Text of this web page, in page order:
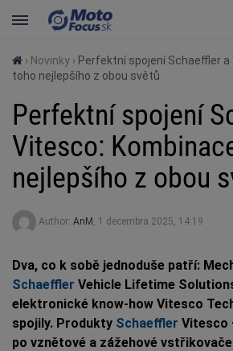
› Novinky › Perfektní spojení Schaeffler
toho nejlepšího z obou světů
Perfektní spojení
Vitesco:
nejlepšího z obou
Author: AnM , 1 decembra 2025, 14:19
Dva, co k sobě jednoduše patří:
Schaeffler Vehicle Lifetime
elektronické know-how Vitesco
spojily. Produkty Schaeffler Vitesco
po vznětové a zážehové